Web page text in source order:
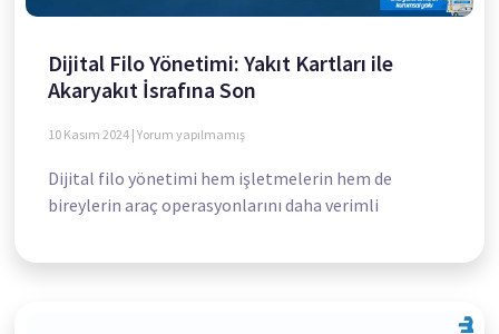
Dijital Filo Yönetimi: Yakıt Kartları ile
Akaryakıt İsrafına Son
10 Kasım 2024 Yorum yapılmamış
Dijital filo yönetimi hem işletmelerin hem de
bireylerin araç operasyonlarını daha verimli